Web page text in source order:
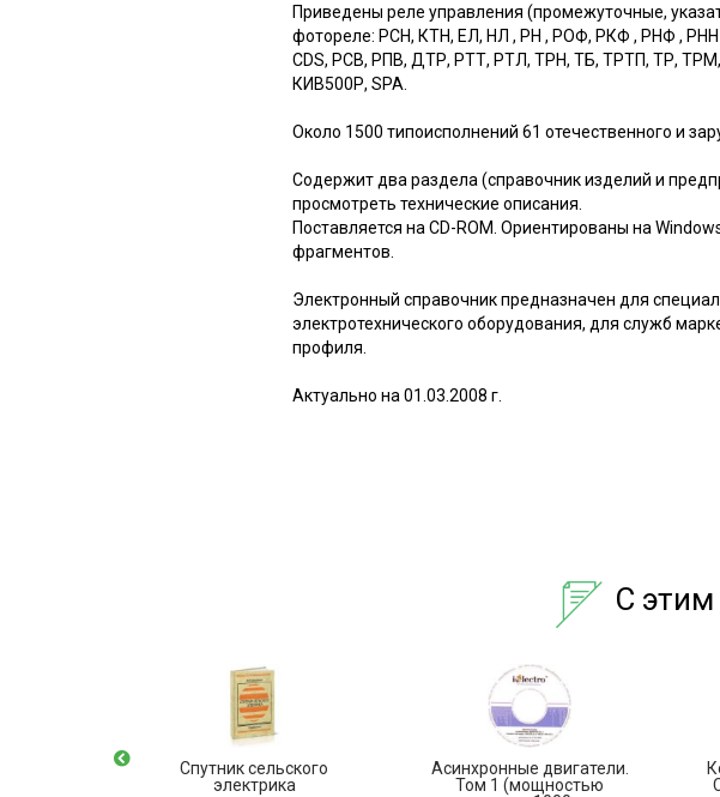
Приведены реле управления (промежуточные,
фотореле: РСН, КТН, ЕЛ, НЛ , РН , РОФ, РКФ , РНФ ,
CDS, РСВ, РПВ, ДТР, РТТ, РТЛ, ТРН, ТБ, ТРТП, ТР,
КИВ500Р, SPA.
Около 1500 типоисполнений 61 отечественного и
Содержит два раздела (справочник изделий и
просмотреть технические описания.
Поставляется на CD-ROM. Ориентированы на
фрагментов.
Электронный справочник предназначен для
электротехнического оборудования, для служб
профиля.
Актуально на 01.03.2008 г.
С
Спутник сельского
электрика
Асинхронные двигатели.
Том 1 (мощностью